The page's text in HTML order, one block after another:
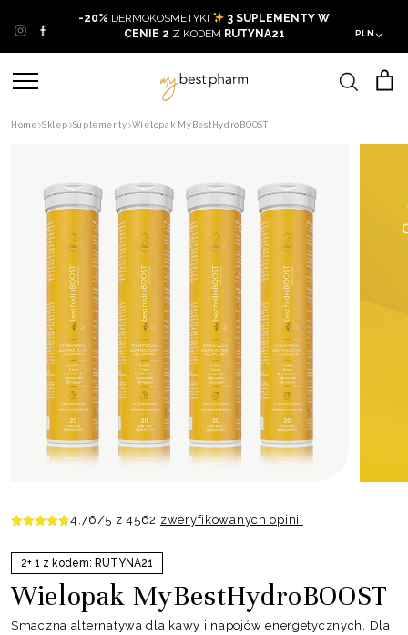
to
-20% DERMOKOSMETYKI
3 SUPLEMENTY W
CENIE 2 Z KODEM RUTYNA21 PLN
Home Sklep Suplementy Wielopak MyBestHydroBOOST
4.76 /5 z4562 zweryfikowanych opinii
2+ 1 z kodem: RUTYNA21
Wielopak MyBestHydroBOOST
Smaczna alternatywa dla kawy i napojów energetycznych. Dla